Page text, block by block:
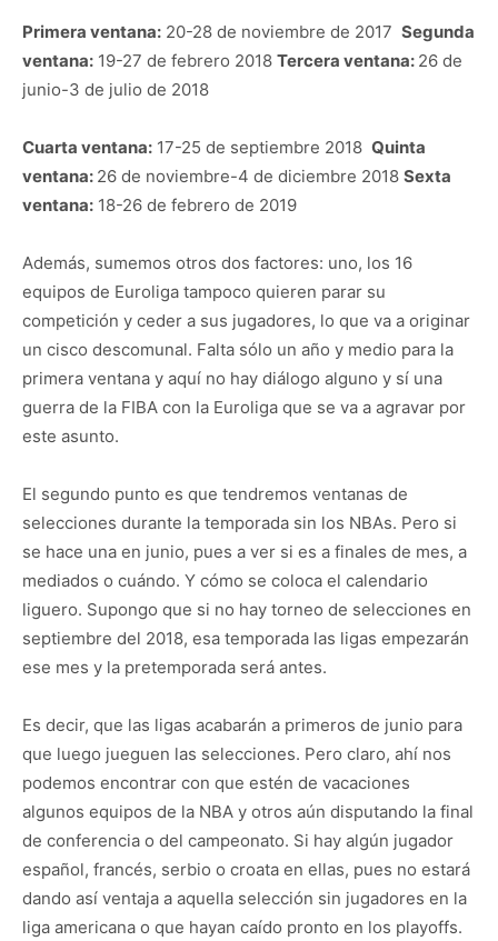
Primera ventana: 20-28 de noviembre de 2017 Segunda
ventana: 19-27 de febrero 2018 Tercera ventana: 26 de
junio-3 de julio de 2018
Cuarta ventana: 17-25 de septiembre 2018 Quinta
ventana: 26 de noviembre-4 de diciembre 2018 Sexta
ventana: 18-26 de febrero de 2019
Además, sumemos otros dos factores: uno, los 16
equipos de Euroliga tampoco quieren parar su
competición y ceder a sus jugadores, lo que va a originar
un cisco descomunal. Falta sólo un año y medio para la
primera ventana y aquí no hay diálogo alguno y sí una
guerra de la FIBA con la Euroliga que se va a agravar por
este asunto.
El segundo punto es que tendremos ventanas de
selecciones durante la temporada sin los NBAs. Pero si
se hace una en junio, pues a ver si es a finales de mes, a
mediados o cuándo. Y cómo se coloca el calendario
liguero. Supongo que si no hay torneo de selecciones en
septiembre del 2018, esa temporada las ligas empezarán
ese mes y la pretemporada será antes.
Es decir, que las ligas acabarán a primeros de junio para
que luego jueguen las selecciones. Pero claro, ahí nos
podemos encontrar con que estén de vacaciones
algunos equipos de la NBA y otros aún disputando la final
de conferencia o del campeonato. Si hay algún jugador
español, francés, serbio o croata en ellas, pues no estará
dando así ventaja a aquella selección sin jugadores en la
liga americana o que hayan caído pronto en los playoffs.